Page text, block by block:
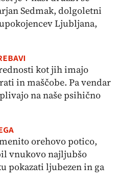
Sedmak, dolgoletni
Ljubljana,
kot jih imajo
in maščobe. Pa vendar
na naše psihično
orehovo potico,
vnukovo najljubšo
pokazati ljubezen in ga